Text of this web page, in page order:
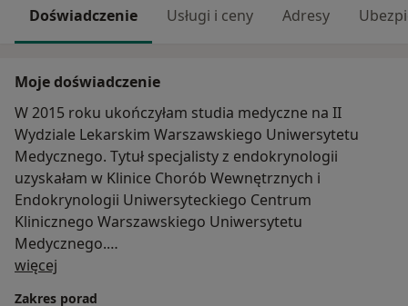
Doświadczenie Usługi i ceny Adresy
Moje doświadczenie
W 2015 roku ukończyłam studia medyczne na II
Wydziale Lekarskim Warszawskiego Uniwersytetu
Medycznego. Tytuł specjalisty z endokrynologii
uzyskałam w Klinice Chorób Wewnętrznych i
Endokrynologii Uniwersyteckiego Centrum
Klinicznego Warszawskiego Uniwersytetu
Medycznego.
Zajmuję się diagnostyką i leczeniem niedoczynności
więcej
Zakres porad